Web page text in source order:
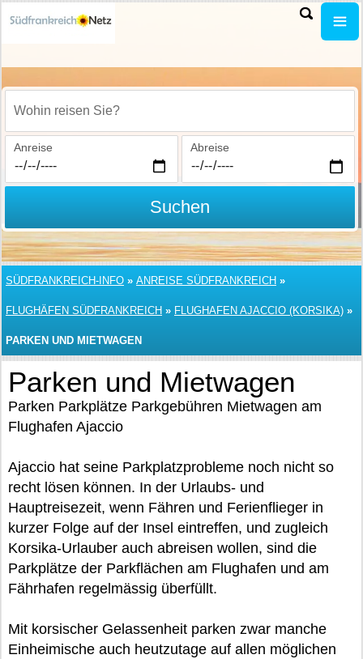
Wohin reisen Sie?
Anreise Abreise
Suchen
SÜDFRANKREICH-INFO » ANREISE SÜDFRANKREICH »
FLUGHÄFEN SÜDFRANKREICH » FLUGHAFEN AJACCIO (KORSIKA) »
PARKEN UND MIETWAGEN
Parken und Mietwagen
Parken Parkplätze Parkgebühren Mietwagen am
Flughafen Ajaccio
Ajaccio hat seine Parkplatzprobleme noch nicht so
recht lösen können. In der Urlaubs- und
Hauptreisezeit, wenn Fähren und Ferienflieger in
kurzer Folge auf der Insel eintreffen, und zugleich
Korsika-Urlauber auch abreisen wollen, sind die
Parkplätze der Parkflächen am Flughafen und am
Fährhafen regelmässig überfüllt.
Mit korsischer Gelassenheit parken zwar manche
Einheimische auch heutzutage auf allen möglichen